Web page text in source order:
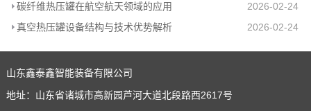
碳纤维热压罐在航空航天领域的应用
2026-02-24
真空热压罐设备结构与技术优势解析
2026-02-24
山东鑫泰鑫智能装备有限公司
地址：山东省诸城市高新园芦河大道北段路西2617号